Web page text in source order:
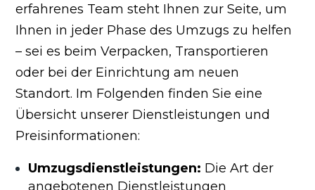
erfahrenes Team steht Ihnen zur Seite, um
Ihnen in jeder Phase des Umzugs zu helfen
– sei es beim Verpacken, Transportieren
oder bei der Einrichtung am neuen
Standort. Im Folgenden finden Sie eine
Übersicht unserer Dienstleistungen und
Preisinformationen:
Umzugsdienstleistungen: Die Art der
angebotenen Dienstleistungen